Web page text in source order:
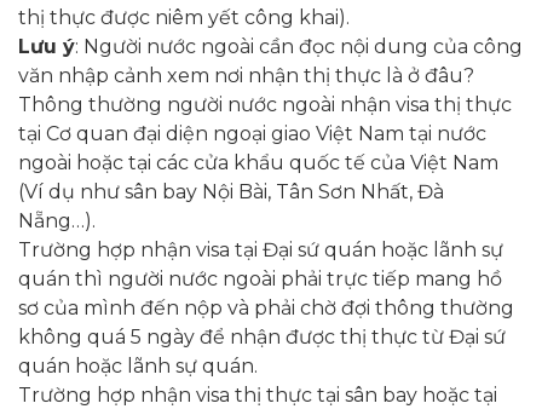
thị thực được niêm yết công khai).
Lưu ý: Người nước ngoài cần đọc nội dung của công
văn nhập cảnh xem nơi nhận thị thực là ở đâu?
Thông thường người nước ngoài nhận visa thị thực
tại Cơ quan đại diện ngoại giao Việt Nam tại nước
ngoài hoặc tại các cửa khẩu quốc tế của Việt Nam
(Ví dụ như sân bay Nội Bài, Tân Sơn Nhất, Đà
Nẵng…).
Trường hợp nhận visa tại Đại sứ quán hoặc lãnh sự
quán thì người nước ngoài phải trực tiếp mang hồ
sơ của mình đến nộp và phải chờ đợi thông thường
không quá 5 ngày để nhận được thị thực từ Đại sứ
quán hoặc lãnh sự quán.
Trường hợp nhận visa thị thực tại sân bay hoặc tại